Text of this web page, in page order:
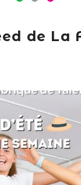
de La
Juin 16